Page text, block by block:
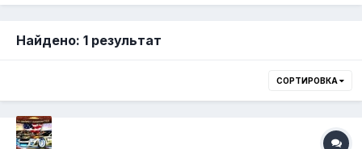
Найдено: 1 результат
СОРТИРОВКА